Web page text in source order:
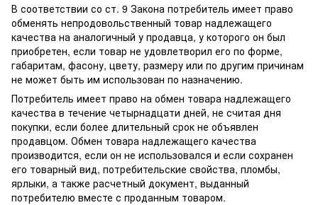
В соответствии со ст. 9 Закона потребитель имеет право
обменять непродовольственный товар надлежащего
качества на аналогичный у продавца, у которого он был
приобретен, если товар не удовлетворил его по форме,
габаритам, фасону, цвету, размеру или по другим причинам
не может быть им использован по назначению.
Потребитель имеет право на обмен товара надлежащего
качества в течение четырнадцати дней, не считая дня
покупки, если более длительный срок не объявлен
продавцом. Обмен товара надлежащего качества
производится, если он не использовался и если сохранен
его товарный вид, потребительские свойства, пломбы,
ярлыки, а также расчетный документ, выданный
потребителю вместе с проданным товаром.